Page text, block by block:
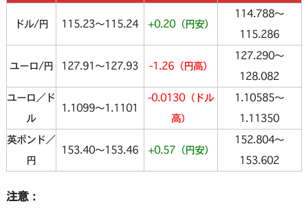
ドル/円 115.23〜115.24 +0.20（円安）
114.788〜
115.286
ユーロ/円 127.91〜127.93 -1.26（円高）
127.290〜
128.082
ユーロ／ド
ル
1.1099〜1.1101
-0.0130（ドル
高）
1.10585〜
1.11350
英ポンド／
円
153.40〜153.46 +0.57（円安）
152.804〜
153.602
注意：